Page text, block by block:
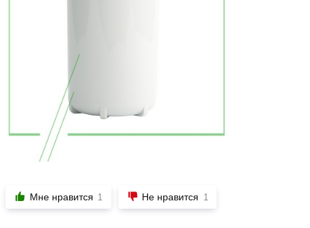
Мне нравится 1 Не нравится 1